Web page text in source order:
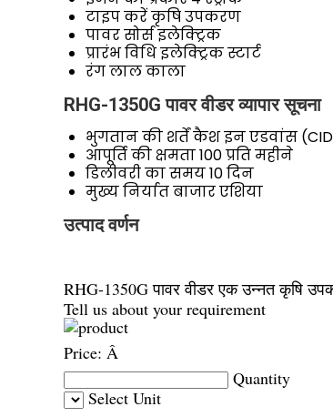
टाइप करेंकृषि उपकरण
पावर सोर्सइलेक्ट्रिक
प्रारंभ विधिइलेक्ट्रिक स्टार्ट
रंगलाल काला
RHG-1350G पावर वीडर व्यापार सूचना
भुगतान की शर्तेंकैश इन एडवांस
आपूर्ति की क्षमता100 प्रति महीने
डिलीवरी का समय10 दिन
मुख्य निर्यात बाजारएशिया
उत्पाद वर्णन
RHG-1350G पावर वीडर एक उन्नत कृषि
Tell us about your requirement
Price: Â
Quantity
Select Unit